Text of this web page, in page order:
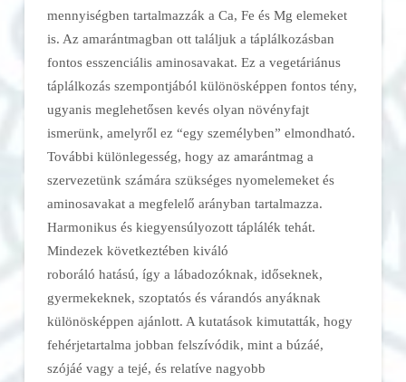
mennyiségben tartalmazzák a Ca, Fe és Mg elemeket
is. Az amarántmagban ott találjuk a táplálkozásban
fontos esszenciális aminosavakat. Ez a vegetáriánus
táplálkozás szempontjából különösképpen fontos tény,
ugyanis meglehetősen kevés olyan növényfajt
ismerünk, amelyről ez “egy személyben” elmondható.
További különlegesség, hogy az amarántmag a
szervezetünk számára szükséges nyomelemeket és
aminosavakat a megfelelő arányban tartalmazza.
Harmonikus és kiegyensúlyozott táplálék tehát.
Mindezek következtében kiváló
roboráló hatású, így a lábadozóknak, időseknek,
gyermekeknek, szoptatós és várandós anyáknak
különösképpen ajánlott. A kutatások kimutatták, hogy
fehérjetartalma jobban felszívódik, mint a búzáé,
szójáé vagy a tejé, és relatíve nagyobb